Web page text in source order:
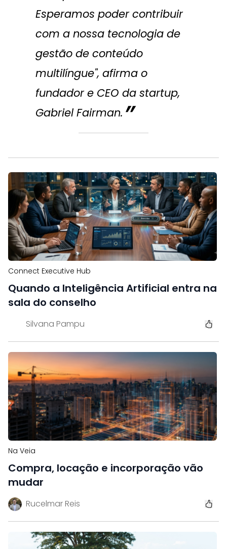
Esperamos poder contribuir
com a nossa tecnologia de
gestão de conteúdo
multilíngue", afirma o
fundador e CEO da startup,
Gabriel Fairman.
Connect Executive Hub
Quando a Inteligência Artificial entra na
sala do conselho
Silvana Pampu
Na Veia
Compra, locação e incorporação vão
mudar
Rucelmar Reis